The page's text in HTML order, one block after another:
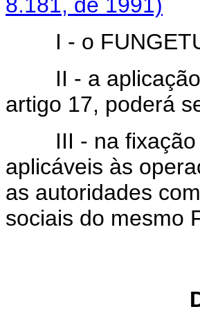
I - o
II - a aplicação
artigo 17, poderá
III - na fixação
aplicáveis às
as autoridades
sociais do mesmo